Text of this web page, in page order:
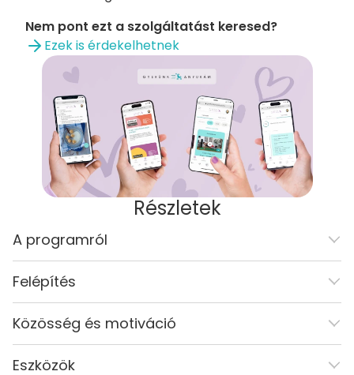
Nem pont ezt a szolgáltatást keresed?
Ezek is érdekelhetnek
Részletek
A programról
Felépítés
Közösség és motiváció
Eszközök